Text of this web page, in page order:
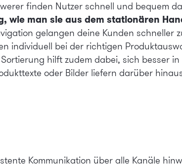
finden Nutzer schnell und bequem
wie man sie aus dem stationären
gelangen deine Kunden schneller
individuell bei der richtigen
hilft zudem dabei, sich besser in
oder Bilder liefern darüber
Kommunikation über alle Kanäle